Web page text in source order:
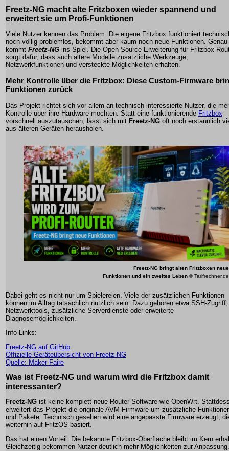
Freetz-NG macht alte Fritzboxen wieder spannend und
erweitert sie um Profi-Funktionen
Viele Nutzer kennen das Problem. Die eigene Fritzbox funktioniert
noch völlig problemlos, bekommt aber kaum noch neue Funktionen. Genau
kommt Freetz-NG ins Spiel. Die Open-Source-Erweiterung für Fritzbox-
sorgt dafür, dass auch ältere Modelle zusätzliche Werkzeuge,
Netzwerkfunktionen und versteckte Möglichkeiten erhalten.
Mehr Kontrolle über die Fritzbox: Diese Custom-Firmware
Funktionen zurück
Das Projekt richtet sich vor allem an technisch interessierte Nutzer, die
Kontrolle über ihre Hardware möchten. Statt eine funktionierende Fritzbox
vorschnell auszutauschen, lässt sich mit Freetz-NG oft noch erstaunlich
aus älteren Geräten herausholen.
Freetz-NG bringt alten Fritzboxen neue
Funktionen und ein zweites Leben © Tarifrechner.de
Dabei geht es nicht nur um Spielereien. Viele der zusätzlichen Funktionen
können im Alltag tatsächlich nützlich sein. Dazu gehören etwa SSH-Zugriff,
Netzwerktools, zusätzliche Serverdienste oder erweiterte
Diagnosemöglichkeiten.
Info-Links:
Freetz-NG auf GitHub
Offizielle Geräteübersicht von Freetz-NG
Quelle: Maker Faire
Was ist Freetz-NG und warum wird die Fritzbox damit
interessanter?
Freetz-NG ist keine komplett neue Router-Software wie OpenWrt.
erweitert das Projekt die originale AVM-Firmware um zusätzliche
und Pakete. Technisch gesehen wird eine angepasste Firmware erzeugt,
weiterhin auf FritzOS basiert.
Das hat einen Vorteil. Die bekannte Fritzbox-Oberfläche bleibt im Kern
Gleichzeitig bekommen Nutzer deutlich mehr Möglichkeiten zur Anpassung.